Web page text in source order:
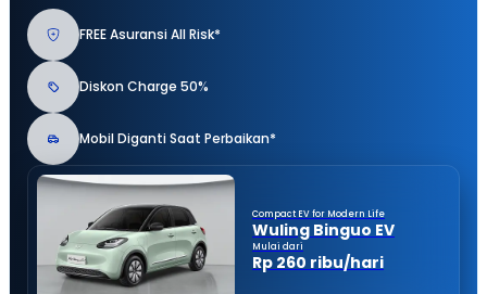
FREE Asuransi All Risk*
Diskon Charge 50%
Mobil Diganti Saat Perbaikan*
Compact EV for Modern Life
Wuling Binguo EV
Mulai dari
Rp 260 ribu/hari